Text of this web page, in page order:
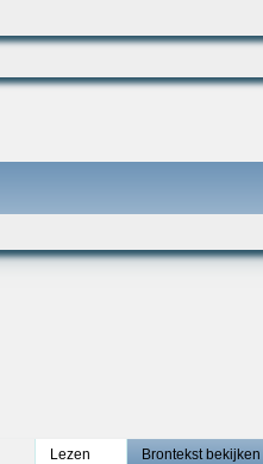
Lezen Brontekst bekijken